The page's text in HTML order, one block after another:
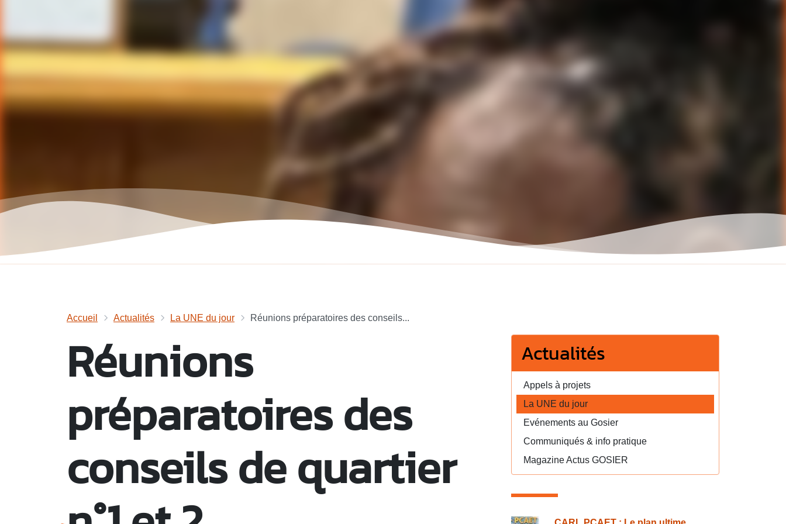
Accueil Actualités La UNE du jour Réunions préparatoires des conseils...
Réunions
préparatoires des
conseils de quartier
Actualités
Appels à projets
La UNE du jour
Evénements au Gosier
Communiqués & info pratique
Magazine Actus GOSIER